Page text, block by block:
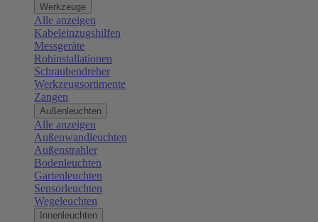
Werkzeuge
Alle anzeigen
Kabeleinzugshilfen
Messgeräte
Rohinstallationen
Schraubendreher
Werkzeugsortimente
Zangen
Außenleuchten
Alle anzeigen
Außenwandleuchten
Außenstrahler
Bodenleuchten
Gartenleuchten
Sensorleuchten
Wegeleuchten
Innenleuchten